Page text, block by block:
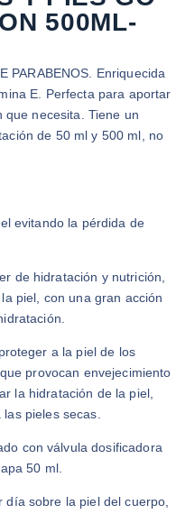
500ML-
PARABENOS. Enriquecida
E. Perfecta para aportar
necesita. Tiene un
de 50 ml y 500 ml, no
evitando la pérdida de
de hidratación y nutrición,
piel, con una gran acción
a la piel de los
provocan envejecimiento
la hidratación de la piel,
pieles secas.
con válvula dosificadora
50 ml.
sobre la piel del cuerpo,